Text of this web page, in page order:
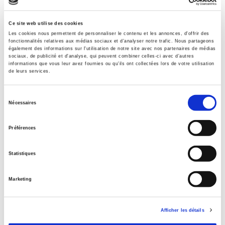
Ce site web utilise des cookies
Les cookies nous permettent de personnaliser le contenu et les annonces, d'offrir des
fonctionnalités relatives aux médias sociaux et d'analyser notre trafic. Nous partageons
également des informations sur l'utilisation de notre site avec nos partenaires de médias
sociaux, de publicité et d'analyse, qui peuvent combiner celles-ci avec d'autres
informations que vous leur avez fournies ou qu'ils ont collectées lors de votre utilisation
de leurs services.
Nécessaires
Préférences
Statistiques
Marketing
Afficher les détails
Éditeur
Presses de Sciences Po
Revue
20 & 21. Revue d'histoire
ISSN
Histoire par période
Internet Hierarchy>Domaine histoire